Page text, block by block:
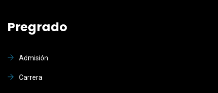
Pregrado
Admisión
Carrera